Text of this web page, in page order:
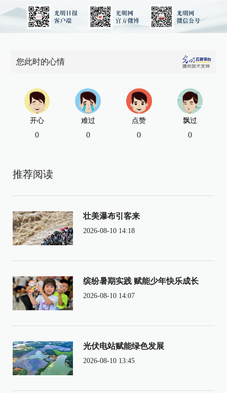
您此时的心情
开心
0
难过
0
点赞
0
飘过
0
推荐阅读
壮美瀑布引客来
2026-08-10 14:18
缤纷暑期实践 赋能少年快乐成长
2026-08-10 14:07
光伏电站赋能绿色发展
2026-08-10 13:45